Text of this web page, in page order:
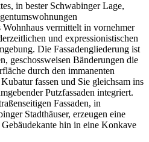
in bester Schwabinger Lage,
vermittelt in vornehmer
und expressionistischen
Die Fassadengliederung ist
geschossweisen Bänderungen die
durch den immanenten
fassen und Sie gleichsam ins
Putzfassaden integriert.
Fassaden, in
Stadthäuser, erzeugen eine
hin in eine Konkave